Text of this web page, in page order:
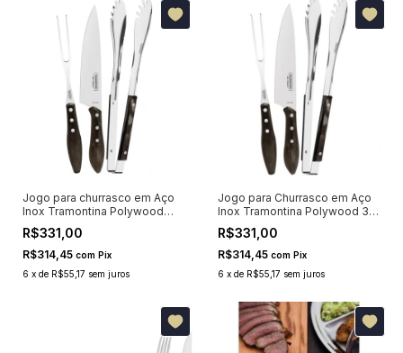
Jogo para churrasco em Aço
Inox Tramontina Polywood
Castanho 3 Peças 21198961
R$331,00
R$314,45 com Pix
6 x de R$55,17 sem juros
Jogo para Churrasco em Aço
Inox Tramontina Polywood 3
Peças
R$331,00
R$314,45 com Pix
6 x de R$55,17 sem juros